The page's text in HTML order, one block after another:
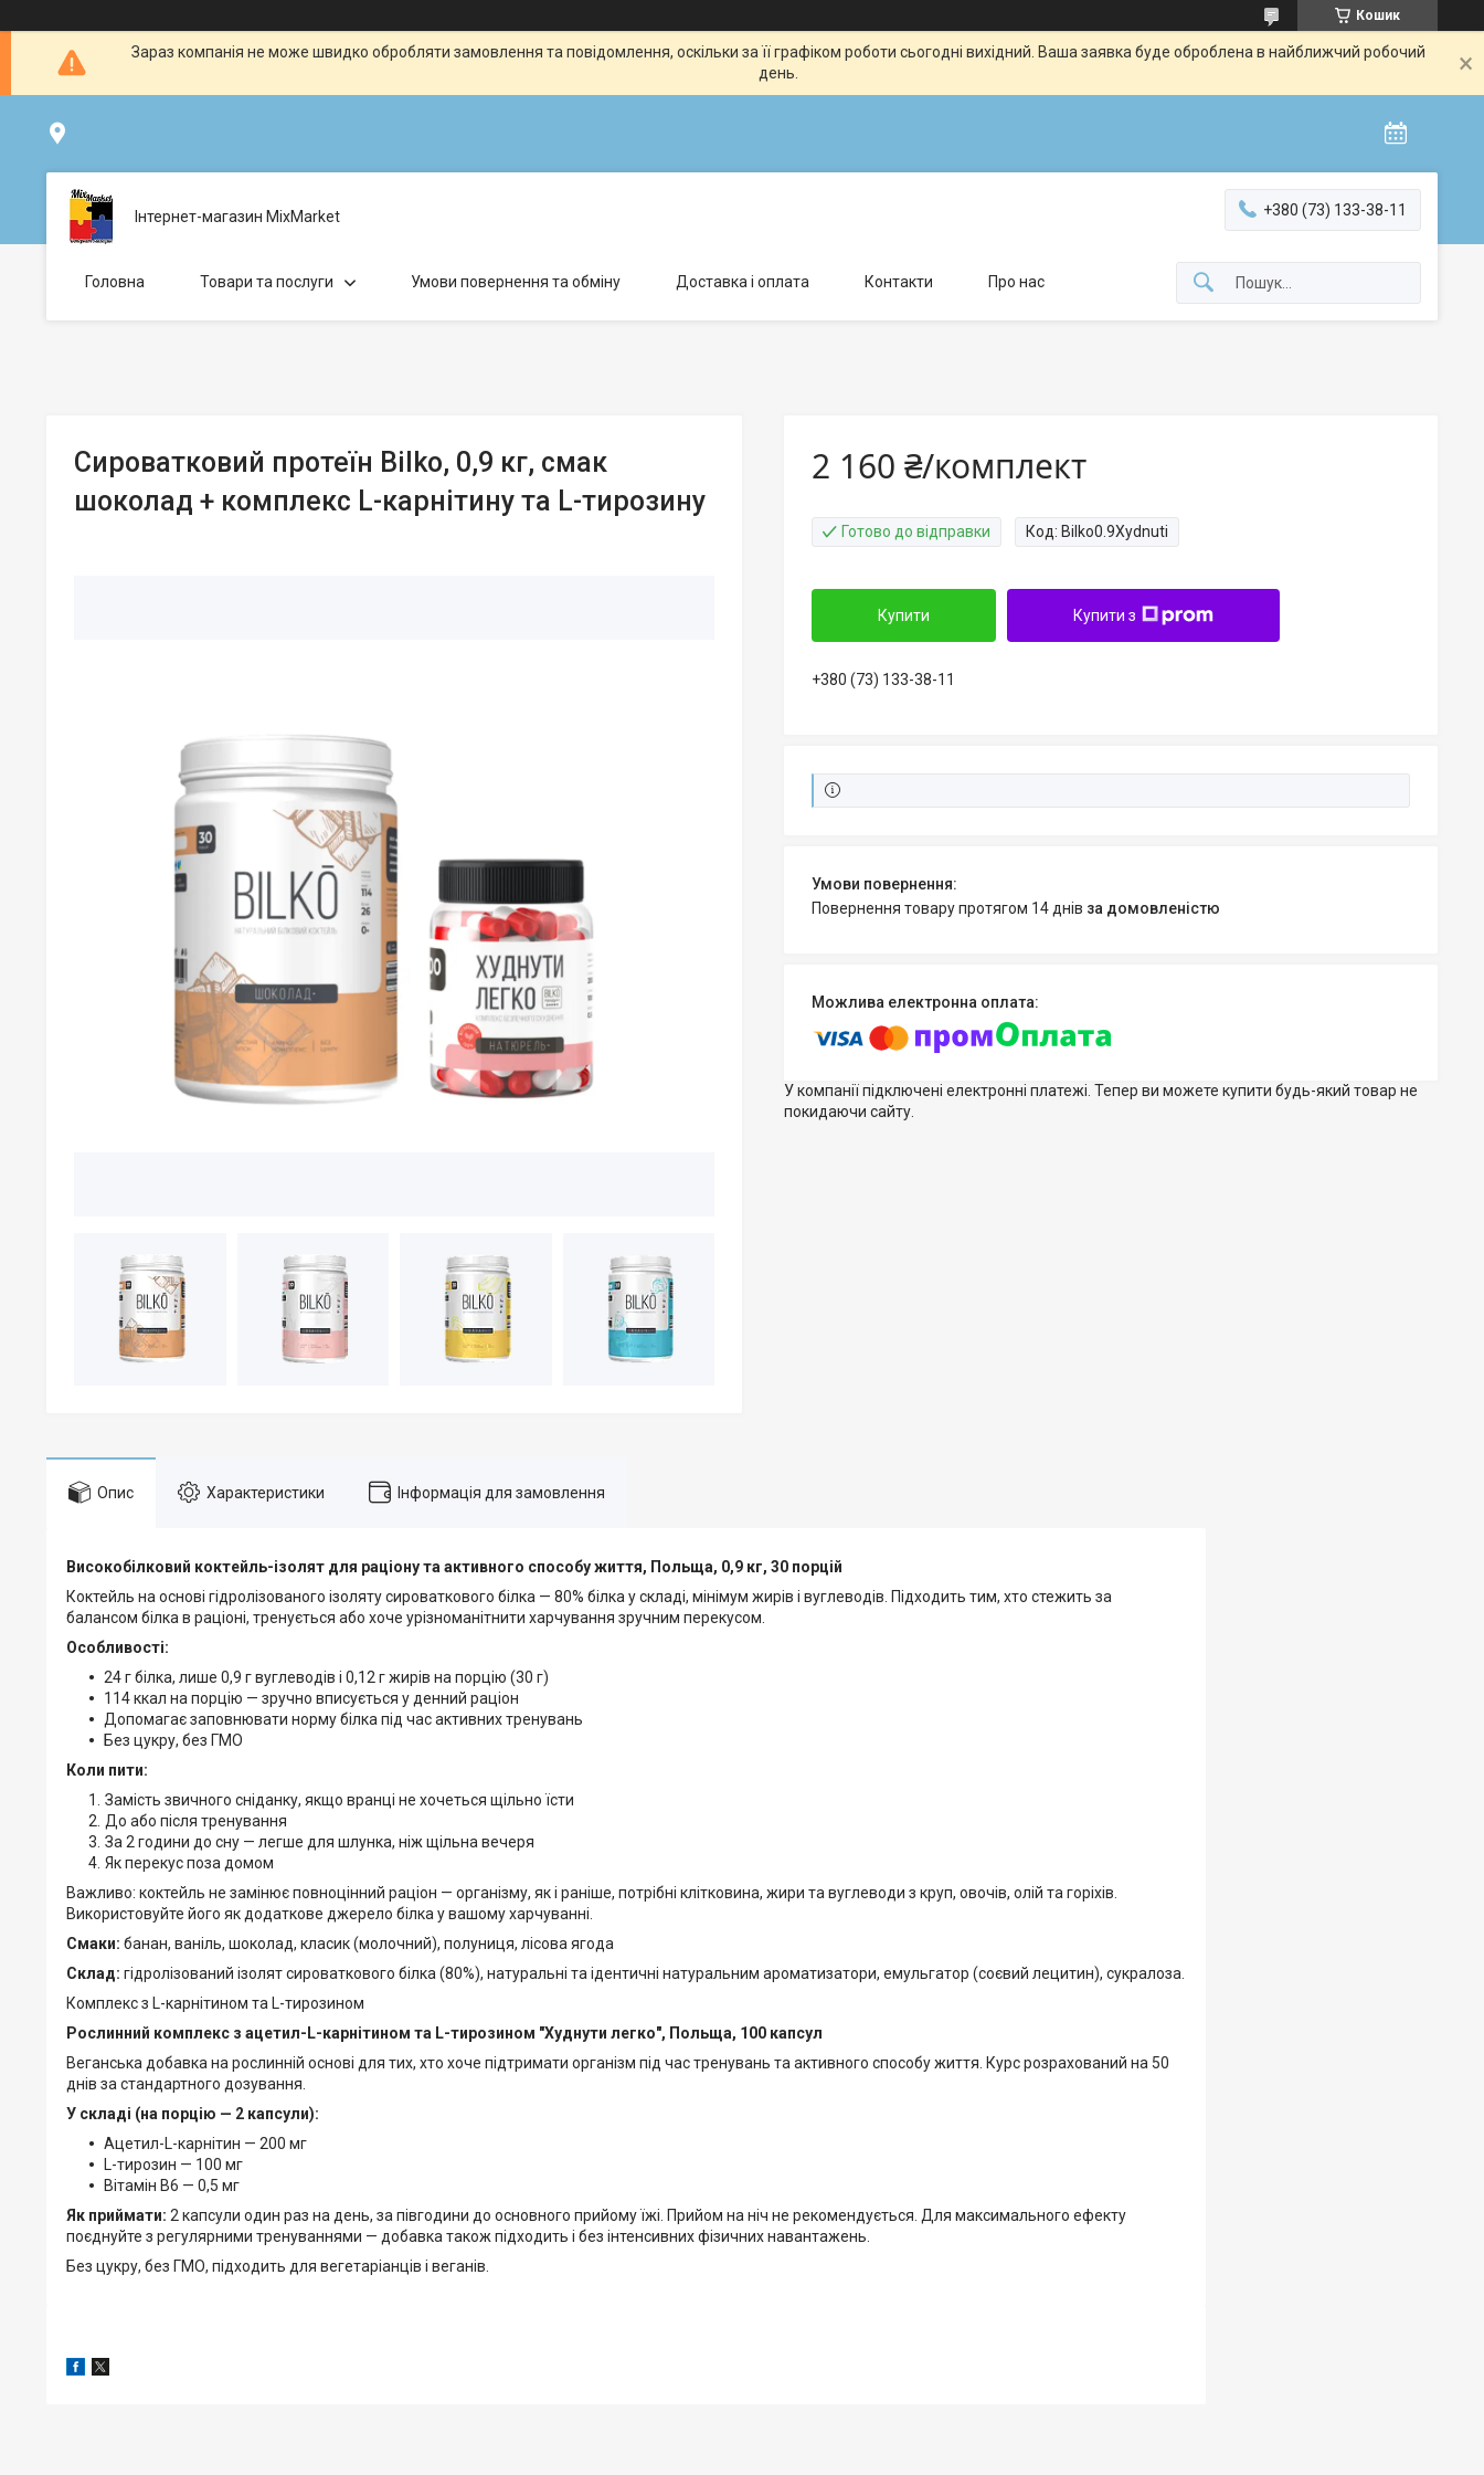
Кошик
Зараз компанія не може швидко обробляти замовлення та повідомлення, оскільки за її графіком роботи сьогодні вихідний. Ваша заявка буде оброблена в найближчий робочий
день.
Інтернет-магазин MixMarket +380 (73) 133-38-11
Головна Товари та послуги Умови повернення та обміну Доставка і оплата Контакти Про нас
Сироватковий протеїн Bilko, 0,9 кг, смак
шоколад + комплекс L-карнітину та L-тирозину
2 160 ₴/комплект
Готово до відправки Код: Bilko0.9Xydnuti
Купити Купити з
+380 (73) 133-38-11
повернення товару протягом 14 днів за домовленістю
У компанії підключені електронні платежі. Тепер ви можете купити будь-який товар не
покидаючи сайту.
Опис Характеристики Інформація для замовлення
Високобілковий коктейль-ізолят для раціону та активного способу життя, Польща, 0,9 кг, 30 порцій
Коктейль на основі гідролізованого ізоляту сироваткового білка — 80% білка у складі, мінімум жирів і вуглеводів. Підходить тим, хто стежить за
балансом білка в раціоні, тренується або хоче урізноманітнити харчування зручним перекусом.
Особливості:
24 г білка, лише 0,9 г вуглеводів і 0,12 г жирів на порцію (30 г)
114 ккал на порцію — зручно вписується у денний раціон
Допомагає заповнювати норму білка під час активних тренувань
Без цукру, без ГМО
Коли пити:
Замість звичного сніданку, якщо вранці не хочеться щільно їсти
До або після тренування
За 2 години до сну — легше для шлунка, ніж щільна вечеря
Як перекус поза домом
Важливо: коктейль не замінює повноцінний раціон — організму, як і раніше, потрібні клітковина, жири та вуглеводи з круп, овочів, олій та горіхів.
Використовуйте його як додаткове джерело білка у вашому харчуванні.
Смаки: банан, ваніль, шоколад, класик (молочний), полуниця, лісова ягода
Склад: гідролізований ізолят сироваткового білка (80%), натуральні та ідентичні натуральним ароматизатори, емульгатор (соєвий лецитин), сукралоза.
Комплекс з L-карнітином та L-тирозином
Рослинний комплекс з ацетил-L-карнітином та L-тирозином "Худнути легко", Польща, 100 капсул
Веганська добавка на рослинній основі для тих, хто хоче підтримати організм під час тренувань та активного способу життя. Курс розрахований на 50
днів за стандартного дозування.
У складі (на порцію — 2 капсули):
Ацетил-L-карнітин — 200 мг
L-тирозин — 100 мг
Вітамін В6 — 0,5 мг
Як приймати: 2 капсули один раз на день, за півгодини до основного прийому їжі. Прийом на ніч не рекомендується. Для максимального ефекту
поєднуйте з регулярними тренуваннями — добавка також підходить і без інтенсивних фізичних навантажень.
Без цукру, без ГМО, підходить для вегетаріанців і веганів.